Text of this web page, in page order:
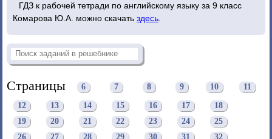
ГДЗ к рабочей тетради по английскому языку за 9 класс
Комарова Ю.А. можно скачать здесь.
Страницы 6 7 8 9 10 11
12 13 14 15 16 17
18
19
20 21 22 23 24
25